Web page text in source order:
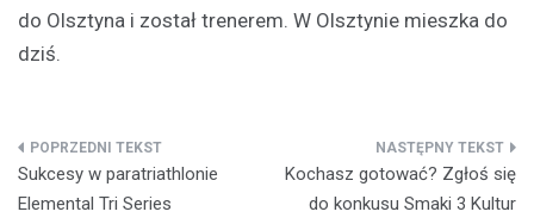
do Olsztyna i został trenerem. W Olsztynie mieszka do
dziś.
Nawigacja
wpisu
Sukcesy w paratriathlonie
Elemental Tri Series
Kochasz gotować? Zgłoś się
do konkusu Smaki 3 Kultur